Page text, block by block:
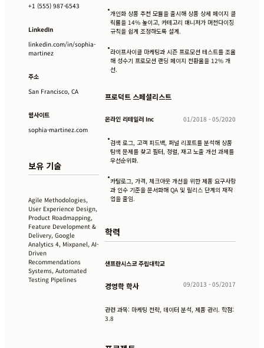
+1 (555) 987-6543
LinkedIn
linkedin.com/in/sophia-
martinez
주소
San Francisco, CA
웹사이트
sophia-martinez.com
보유 기술
Agile Methodologies,
User Experience Design,
Product Roadmapping,
Feature Development &
Delivery, Google
Analytics 4, Mixpanel, AI-
Driven
Recommendations
Systems, Automated
Testing Pipelines
•개인화 상품 추천 모듈을 출시해 상품 상세 페이지 클
릭률을 14% 높이고, 카테고리 매니저가 머천다이징
규칙을 쉽게 조정하도록 설계.
•라이프사이클 마케팅과 시즌 프로모션 테스트를 조율
해 성수기 프로모션 랜딩 페이지 전환율을 12% 개
선.
프로덕트 스페셜리스트
온라인 리테일러 Inc 01/2018 - 05/2020
•검색 로그, 고객 피드백, 퍼널 리포트를 분석해 상품
탐색 문제를 찾고 필터, 정렬, 재고 노출 개선 과제를
우선순위화.
•카탈로그, 가격, 체크아웃 개선을 위한 제품 요구사항
과 인수 기준을 문서화해 QA 및 릴리스 단계의 재작
업을 줄임.
학력
샌프란시스코 주립대학교
경영학 학사 09/2013 - 05/2017
관련 과목: 마케팅 전략, 데이터 분석, 제품 관리. 학점:
3.8